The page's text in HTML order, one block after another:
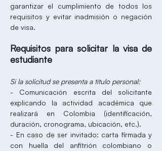
garantizar el cumplimiento de todos los
requisitos y evitar inadmisión o negación
de visa.
Requisitos para solicitar la visa de
estudiante
Si la solicitud se presenta a título personal:
- Comunicación escrita del solicitante
explicando la actividad académica que
realizará en Colombia (identificación,
duración, cronograma, ubicación, etc.).
- En caso de ser invitado: carta firmada y
con huella del anfitrión colombiano o